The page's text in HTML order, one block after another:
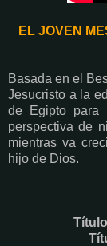
EL JOVEN
Basada en el
Jesucristo a la
de Egipto para
perspectiva de
mientras va
hijo de Dios.